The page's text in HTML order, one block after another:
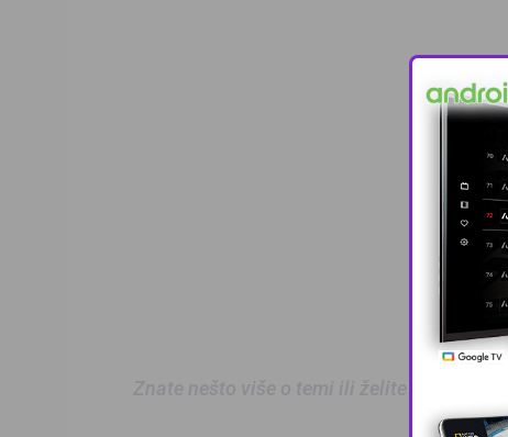
Znate nešto više o temi ili želite prijaviti